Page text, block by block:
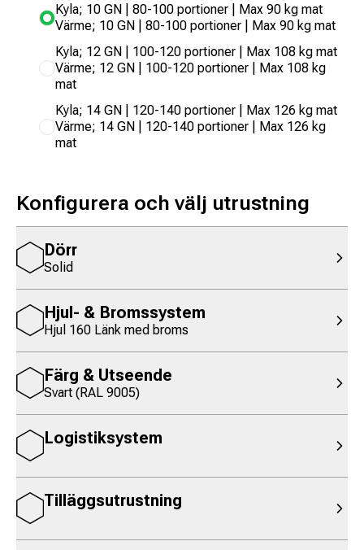
Kyla; 10 GN | 80-100 portioner | Max 90 kg mat
Värme; 10 GN | 80-100 portioner | Max 90 kg mat
Kyla; 12 GN | 100-120 portioner | Max 108 kg mat
Värme; 12 GN | 100-120 portioner | Max 108 kg
mat
Kyla; 14 GN | 120-140 portioner | Max 126 kg mat
Värme; 14 GN | 120-140 portioner | Max 126 kg
mat
Konfigurera och välj utrustning
Dörr
Solid
Hjul- & Bromssystem
Hjul 160 Länk med broms
Färg & Utseende
Svart (RAL 9005)
Logistiksystem
Tilläggsutrustning